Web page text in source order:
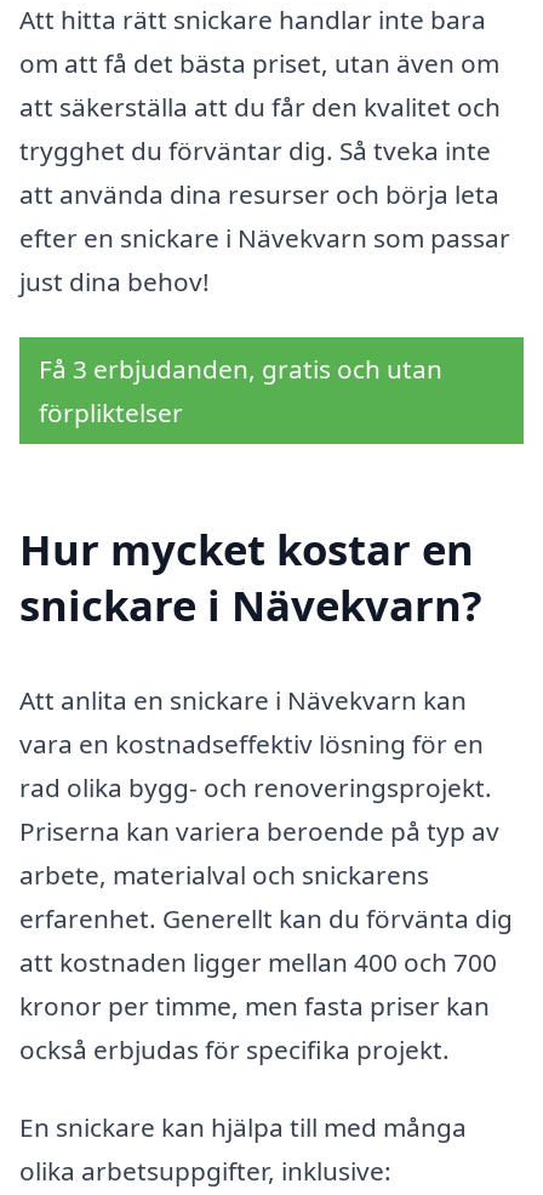
Att hitta rätt snickare handlar inte bara
om att få det bästa priset, utan även om
att säkerställa att du får den kvalitet och
trygghet du förväntar dig. Så tveka inte
att använda dina resurser och börja leta
efter en snickare i Nävekvarn som passar
just dina behov!
Få 3 erbjudanden, gratis och utan
förpliktelser
Hur mycket kostar en
snickare i Nävekvarn?
Att anlita en snickare i Nävekvarn kan
vara en kostnadseffektiv lösning för en
rad olika bygg- och renoveringsprojekt.
Priserna kan variera beroende på typ av
arbete, materialval och snickarens
erfarenhet. Generellt kan du förvänta dig
att kostnaden ligger mellan 400 och 700
kronor per timme, men fasta priser kan
också erbjudas för specifika projekt.
En snickare kan hjälpa till med många
olika arbetsuppgifter, inklusive: